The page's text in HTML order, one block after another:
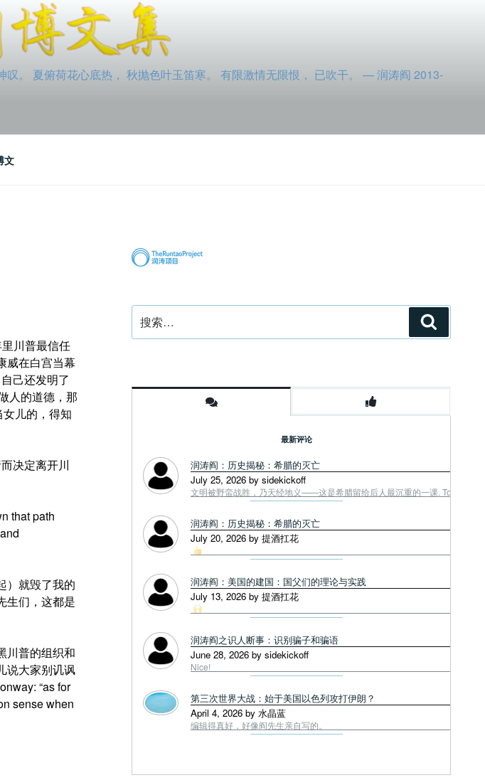
。 夏俯荷花心底热， 秋抛色叶玉笛寒。 有限激情无限恨， 已吹干。 — 润涛阎 2013-
文
川普最信任
威在白宫当幕
己还发明了
人的道德，那
儿的，得知
决定离开川
that path
）就毁了我的
生们，这都是
川普的组织和
说大家别讥讽
“as for
sense when
索：
索
最新评论
润涛阎：历史揭秘：希腊的灭亡
July 25, 2026 by sidekickoff
文明被野蛮战胜，乃天经地义——这是希腊留给后人最沉重的一课. Tough
润涛阎：历史揭秘：希腊的灭亡
July 20, 2026 by 提酒扛花
润涛阎：美国的建国：国父们的理论与实践
July 13, 2026 by 提酒扛花
润涛阎之识人断事：识别骗子和骗语
June 28, 2026 by sidekickoff
Nice!
第三次世界大战：始于美国以色列攻打伊朗？
April 4, 2026 by 水晶蓝
编辑得真好，好像阎先生亲自写的。